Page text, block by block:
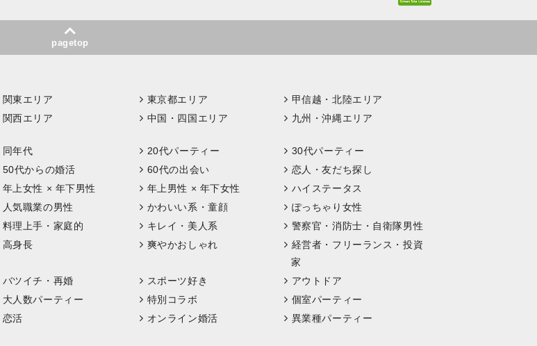
pagetop
関東エリア 東京都エリア
甲信越・北陸エリア
関西エリア 中国・四国エリア 九州・沖縄エリア
同年代 20代パーティー
30代パーティー
50代からの婚活 60代の出会い
恋人・友だち探し
年上女性 × 年下男性 年上男性 × 年下女性
ハイステータス
人気職業の男性 かわいい系・童顔
ぽっちゃり女性
料理上手・家庭的 キレイ・美人系
警察官・消防士・自衛隊男性
高身長 爽やかおしゃれ
経営者・フリーランス・投資
家
バツイチ・再婚 スポーツ好き
アウトドア
大人数パーティー 特別コラボ
個室パーティー
恋活 オンライン婚活
異業種パーティー